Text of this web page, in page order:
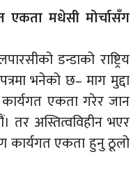
मधेसी मोर्चासँग
डन्डाको राष्ट्रिय
भनेको छ– माग मुद्दा
कार्यगत एकता गरेर जान
तर अस्तित्वविहीन भएर
कार्यगत एकता हुनु ठूलो